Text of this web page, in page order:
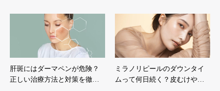
肝斑にはダーマペンが危険？
正しい治療方法と対策を徹…
ミラノリピールのダウンタイ
ムって何日続く？皮むけや…